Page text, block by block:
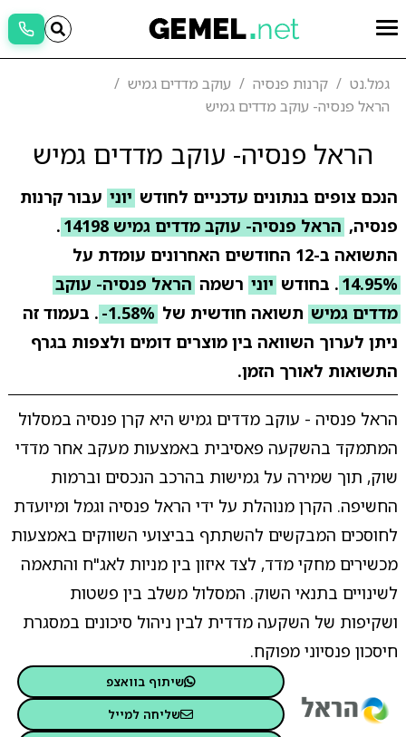
גמל.נט קרנות פנסיה
עוקב מדדים גמיש
הראל פנסיה- עוקב מדדים גמיש
הראל פנסיה- עוקב מדדים גמיש
הנכם צופים בנתונים עדכניים לחודש יוני עבור קרנות
פנסיה, הראל פנסיה- עוקב מדדים גמיש 14198
.
התשואה ב-12 החודשים האחרונים עומדת על
14.95% . בחודש יוני רשמה הראל פנסיה- עוקב
מדדים גמיש תשואה חודשית של -1.58% . בעמוד זה
ניתן לערוך השוואה בין מוצרים דומים ולצפות בגרף
התשואות לאורך הזמן.
הראל פנסיה - עוקב מדדים גמיש היא קרן פנסיה במסלול
המתמקד בהשקעה פאסיבית באמצעות מעקב אחר מדדי
שוק, תוך שמירה על גמישות בהרכב הנכסים וברמות
החשיפה. הקרן מנוהלת על ידי הראל פנסיה וגמל ומיועדת
לחוסכים המבקשים להשתתף בביצועי השווקים באמצעות
מכשירים מחקי מדד, לצד איזון בין מניות לאג"ח והתאמה
לשינויים בתנאי השוק. המסלול משלב בין פשטות
ושקיפות של השקעה מדדית לבין ניהול סיכונים במסגרת
חיסכון פנסיוני מפוקח.
שיתוף בוואצפ
שליחה למייל